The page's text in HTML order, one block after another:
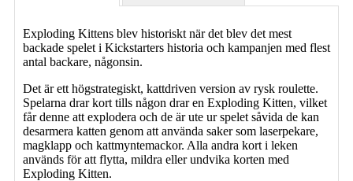
Exploding Kittens blev historiskt när det blev det mest
backade spelet i Kickstarters historia och kampanjen med flest
antal backare, någonsin.
Det är ett högstrategiskt, kattdriven version av rysk roulette.
Spelarna drar kort tills någon drar en Exploding Kitten, vilket
får denne att explodera och de är ute ur spelet såvida de kan
desarmera katten genom att använda saker som laserpekare,
magklapp och kattmyntemackor. Alla andra kort i leken
används för att flytta, mildra eller undvika korten med
Exploding Kitten.